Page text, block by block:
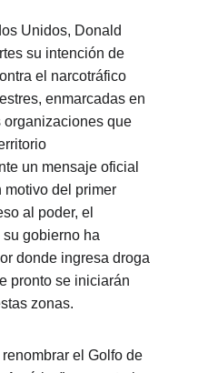
Unidos, Donald
su intención de
el narcotráfico
enmarcadas en
organizaciones que
un mensaje oficial
del primer
al poder, el
gobierno ha
donde ingresa droga
pronto se iniciarán
zonas.
el Golfo de